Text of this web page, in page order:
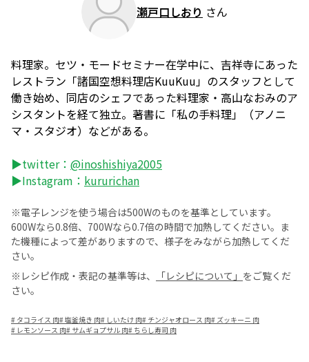
瀬戸口しおり さん
料理家。セツ・モードセミナー在学中に、吉祥寺にあった
レストラン「諸国空想料理店KuuKuu」のスタッフとして
働き始め、同店のシェフであった料理家・高山なおみのア
シスタントを経て独立。著書に「私の手料理」（アノニ
マ・スタジオ）などがある。
▶twitter： @inoshishiya2005
▶Instagram： kururichan
※電子レンジを使う場合は500Wのものを基準としています。
600Wなら0.8倍、700Wなら0.7倍の時間で加熱してください。ま
た機種によって差がありますので、様子をみながら加熱してくだ
さい。
※レシピ作成・表記の基準等は、
「レシピについて」 をご覧くだ
さい。
# タコライス 肉#塩釜焼き 肉# しいたけ 肉# チンジャオロース 肉# ズッキーニ 肉
# レモンソース 肉# サムギョプサル 肉# ちらし寿司 肉